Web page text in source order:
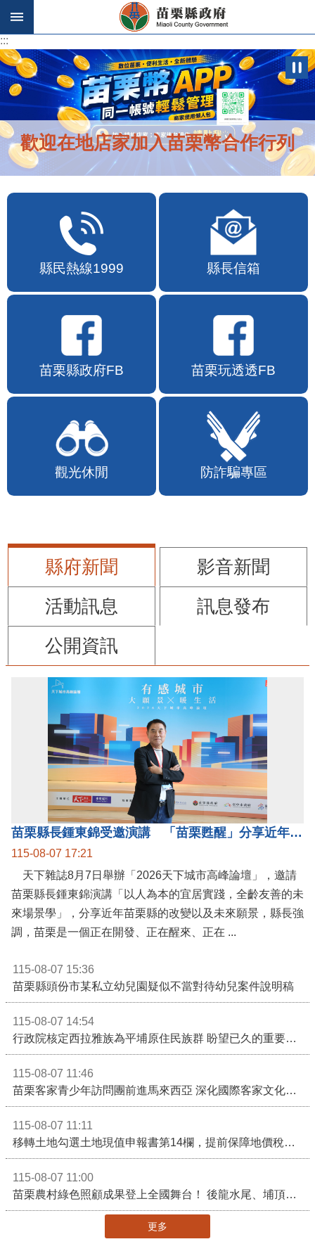
跳到主要內容區塊
:::
:::
歡迎在地店家加入苗栗幣合作行列
縣民熱線1999 縣長信箱
苗栗縣政府FB 苗栗玩透透FB
觀光休閒 防詐騙專區
縣府新聞
影音新聞
活動訊息
訊息發布
公開資訊
苗栗縣長鍾東錦受邀演講 「苗栗甦醒」分享近年轉變
115-08-07 17:21
天下雜誌8月7日舉辦「2026天下城市高峰論壇」，邀請
苗栗縣長鍾東錦演講「以人為本的宜居實踐，全齡友善的未
來場景學」，分享近年苗栗縣的改變以及未來願景，縣長強
調，苗栗是一個正在開發、正在醒來、正在 ...
115-08-07 15:36
苗栗縣頭份市某私立幼兒園疑似不當對待幼兒案件說明稿
115-08-07 14:54
行政院核定西拉雅族為平埔原住民族群 盼望已久的重要時刻到來！8月13日起受理民族成員名冊登記
115-08-07 11:46
苗栗客家青少年訪問團前進馬來西亞 深化國際客家文化交流
115-08-07 11:11
移轉土地勾選土地現值申報書第14欄，提前保障地價稅節稅權益
115-08-07 11:00
苗栗農村綠色照顧成果登上全國舞台！ 後龍水尾、埔頂社區前進2026高齡健康產業博覽會
更多